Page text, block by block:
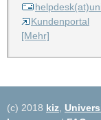
Kundenportal
[Mehr]
(c) 2018 kiz